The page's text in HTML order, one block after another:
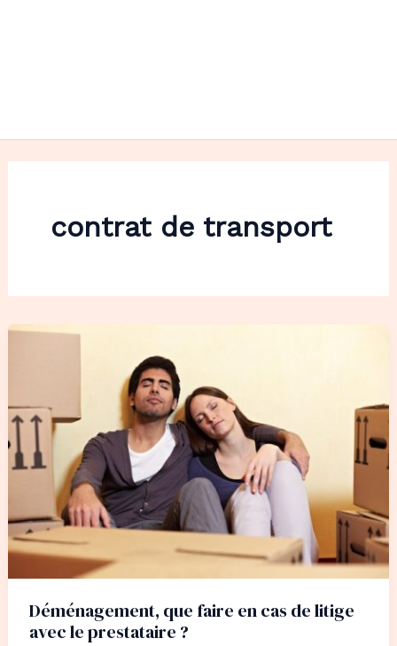
contrat de transport
Déménagement, que faire en cas de litige
avec le prestataire ?